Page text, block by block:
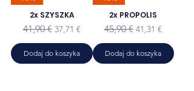
2x SZYSZKA
Regularna cena
41,90 € Cena rabatowa
37,71 €
Dodaj do koszyka
2x PROPOLIS
Regularna cena
45,90 € Cena rabatowa
41,31 €
Dodaj do koszyka